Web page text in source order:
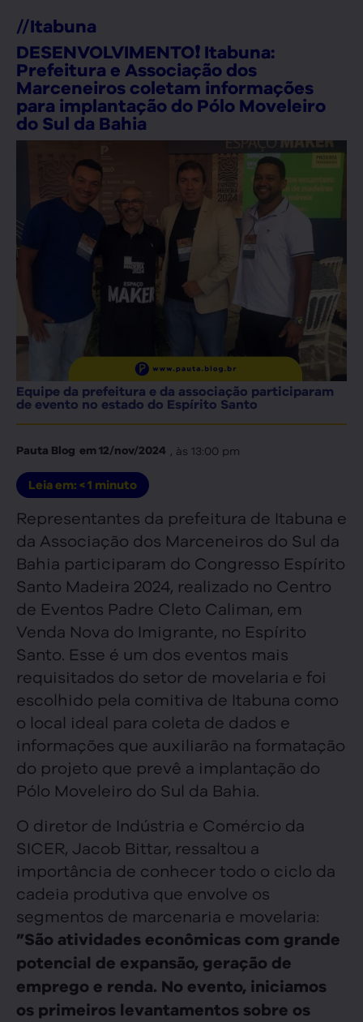
//Itabuna
DESENVOLVIMENTO❗ Itabuna:
Prefeitura e Associação dos
Marceneiros coletam informações
para implantação do Pólo Moveleiro
do Sul da Bahia
Equipe da prefeitura e da associação participaram
de evento no estado do Espírito Santo
Pauta Blog em12/nov/2024 , às 13:00 pm
Leia em: < 1 minuto
Representantes da prefeitura de Itabuna e
da Associação dos Marceneiros do Sul da
Bahia participaram do Congresso Espírito
Santo Madeira 2024, realizado no Centro
de Eventos Padre Cleto Caliman, em
Venda Nova do Imigrante, no Espírito
Santo. Esse é um dos eventos mais
requisitados do setor de movelaria e foi
escolhido pela comitiva de Itabuna como
o local ideal para coleta de dados e
informações que auxiliarão na formatação
do projeto que prevê a implantação do
Pólo Moveleiro do Sul da Bahia.
O diretor de Indústria e Comércio da
SICER, Jacob Bittar, ressaltou a
importância de conhecer todo o ciclo da
cadeia produtiva que envolve os
segmentos de marcenaria e movelaria:
”São atividades econômicas com grande
potencial de expansão, geração de
emprego e renda. No evento, iniciamos
os primeiros levantamentos sobre os